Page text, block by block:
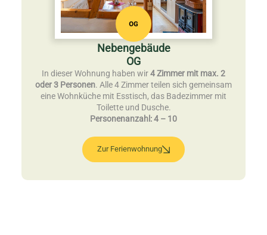
Nebengebäude
OG
In dieser Wohnung haben wir4 Zimmer mit max. 2
oder 3 Personen. Alle 4 Zimmer teilen sich gemeinsam
eine Wohnküche mit Esstisch, das Badezimmer mit
Toilette und Dusche.
Personenanzahl: 4 – 10
Zur Ferienwohnung